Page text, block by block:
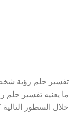
تفسير حلم رؤية
ما يعنيه تفسير
خلال السطور